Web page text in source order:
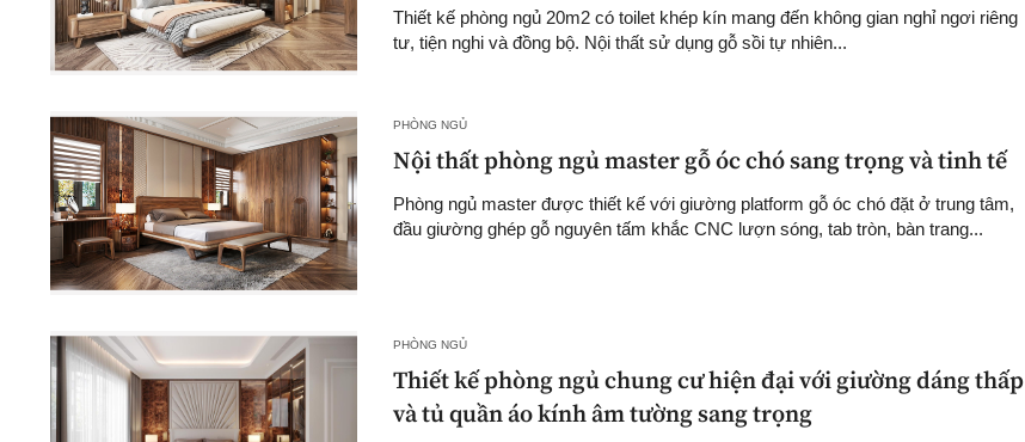
Thiết kế phòng ngủ 20m2 có toilet khép kín mang đến không gian nghỉ ngơi riêng
tư, tiện nghi và đồng bộ. Nội thất sử dụng gỗ sồi tự nhiên...
PHÒNG NGỦ
Nội thất phòng ngủ master gỗ óc chó sang trọng và tinh tế
Phòng ngủ master được thiết kế với giường platform gỗ óc chó đặt ở trung tâm,
đầu giường ghép gỗ nguyên tấm khắc CNC lượn sóng, tab tròn, bàn trang...
PHÒNG NGỦ
Thiết kế phòng ngủ chung cư hiện đại với giường dáng thấp
và tủ quần áo kính âm tường sang trọng